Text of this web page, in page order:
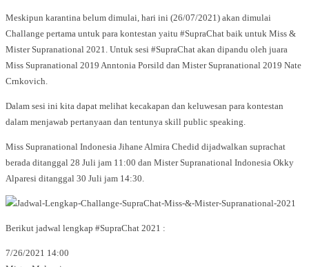
Meskipun karantina belum dimulai, hari ini (26/07/2021) akan dimulai
Challange pertama untuk para kontestan yaitu #SupraChat baik untuk Miss &
Mister Supranational 2021. Untuk sesi #SupraChat akan dipandu oleh juara
Miss Supranational 2019 Anntonia Porsild dan Mister Supranational 2019 Nate
Crnkovich.
Dalam sesi ini kita dapat melihat kecakapan dan keluwesan para kontestan
dalam menjawab pertanyaan dan tentunya skill public speaking.
Miss Supranational Indonesia Jihane Almira Chedid dijadwalkan suprachat
berada ditanggal 28 Juli jam 11:00 dan Mister Supranational Indonesia Okky
Alparesi ditanggal 30 Juli jam 14:30.
Berikut jadwal lengkap #SupraChat 2021 :
7/26/2021 14:00